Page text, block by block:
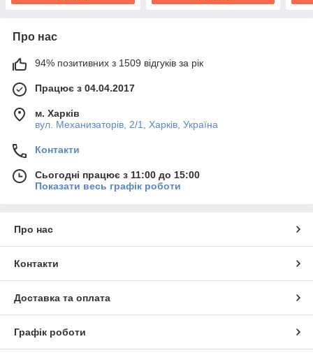
Про нас
94% позитивних з 1509 відгуків за рік
Працює з 04.04.2017
м. Харків
вул. Механизаторів, 2/1, Харків, Україна
Контакти
Сьогодні працює з 11:00 до 15:00
Показати весь графік роботи
Про нас
Контакти
Доставка та оплата
Графік роботи